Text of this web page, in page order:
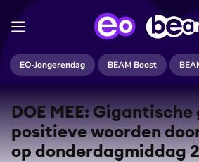
EO-Jongerendag BEAM Boost
DOE MEE:
positieve woorden
op don­der­dag­mid­dag